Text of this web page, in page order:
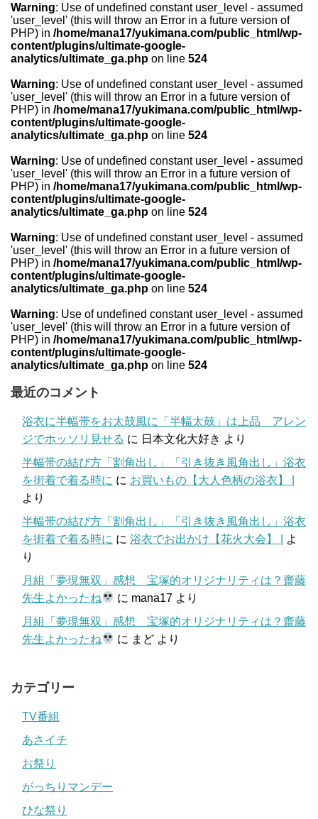
Warning: Use of undefined constant user_level - assumed
'user_level' (this will throw an Error in a future version of
PHP) in /home/mana17/yukimana.com/public_html/wp-
content/plugins/ultimate-google-
analytics/ultimate_ga.php on line 524
Warning: Use of undefined constant user_level - assumed
'user_level' (this will throw an Error in a future version of
PHP) in /home/mana17/yukimana.com/public_html/wp-
content/plugins/ultimate-google-
analytics/ultimate_ga.php on line 524
Warning: Use of undefined constant user_level - assumed
'user_level' (this will throw an Error in a future version of
PHP) in /home/mana17/yukimana.com/public_html/wp-
content/plugins/ultimate-google-
analytics/ultimate_ga.php on line 524
Warning: Use of undefined constant user_level - assumed
'user_level' (this will throw an Error in a future version of
PHP) in /home/mana17/yukimana.com/public_html/wp-
content/plugins/ultimate-google-
analytics/ultimate_ga.php on line 524
Warning: Use of undefined constant user_level - assumed
'user_level' (this will throw an Error in a future version of
PHP) in /home/mana17/yukimana.com/public_html/wp-
content/plugins/ultimate-google-
analytics/ultimate_ga.php on line 524
最近のコメント
浴衣に半幅帯をお太鼓風に「半幅太鼓」は上品 アレン
ジでホッソリ見せる に 日本文化大好き より
半幅帯の結び方「割角出し」「引き抜き風角出し」浴衣
を街着で着る時に に お買いもの【大人色柄の浴衣】 |
より
半幅帯の結び方「割角出し」「引き抜き風角出し」浴衣
を街着で着る時に に 浴衣でお出かけ【花火大会】 |
よ
り
月組「夢現無双」感想 宝塚的オリジナリティは？齋藤
先生よかったね
に mana17 より
月組「夢現無双」感想 宝塚的オリジナリティは？齋藤
先生よかったね
に まど より
カテゴリー
TV番組
あさイチ
お祭り
がっちりマンデー
ひな祭り